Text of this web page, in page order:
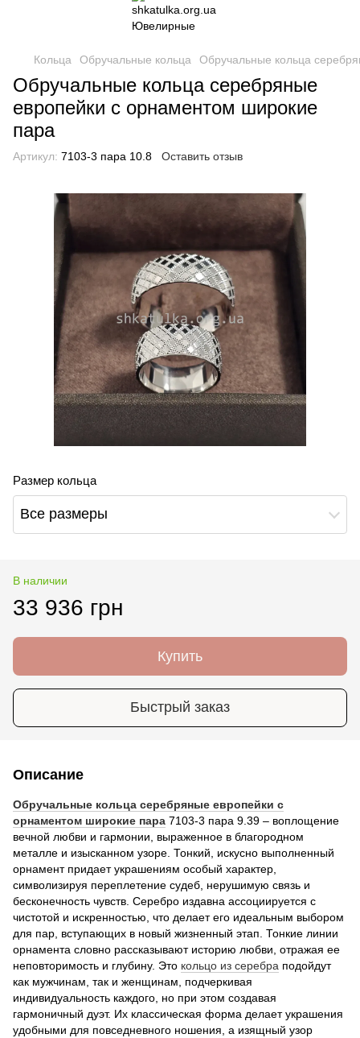
Кольца Обручальные кольца Обручальные кольца
Обручальные кольца серебряные
европейки с орнаментом широкие
пара
Артикул: 7103-3 пара 10.8 Оставить отзыв
Размер кольца
Все размеры
В наличии
33 936 грн
Купить
Быстрый заказ
Описание
Обручальные кольца серебряные европейки с
орнаментом широкие пара 7103-3 пара 9.39 – воплощение
вечной любви и гармонии, выраженное в благородном
металле и изысканном узоре. Тонкий, искусно выполненный
орнамент придает украшениям особый характер,
символизируя переплетение судеб, нерушимую связь и
бесконечность чувств. Серебро издавна ассоциируется с
чистотой и искренностью, что делает его идеальным выбором
для пар, вступающих в новый жизненный этап. Тонкие линии
орнамента словно рассказывают историю любви, отражая ее
неповторимость и глубину. Это кольцо из серебра подойдут
как мужчинам, так и женщинам, подчеркивая
индивидуальность каждого, но при этом создавая
гармоничный дуэт. Их классическая форма делает украшения
удобными для повседневного ношения, а изящный узор